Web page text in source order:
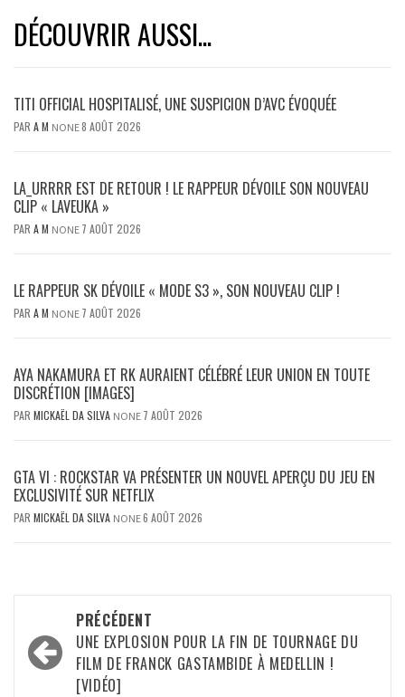
DÉCOUVRIR AUSSI...
TITI OFFICIAL HOSPITALISÉ, UNE SUSPICION D’AVC ÉVOQUÉE
PAR A M NONE8 AOÛT 2026
LA_URRRR EST DE RETOUR ! LE RAPPEUR DÉVOILE SON NOUVEAU
CLIP « LAVEUKA »
PAR A M NONE 7 AOÛT 2026
LE RAPPEUR SK DÉVOILE « MODE S3 », SON NOUVEAU CLIP !
PAR A M NONE 7 AOÛT 2026
AYA NAKAMURA ET RK AURAIENT CÉLÉBRÉ LEUR UNION EN TOUTE
DISCRÉTION [IMAGES]
PAR MICKAËL DA SILVA NONE 7 AOÛT 2026
GTA VI : ROCKSTAR VA PRÉSENTER UN NOUVEL APERÇU DU JEU EN
EXCLUSIVITÉ SUR NETFLIX
PAR MICKAËL DA SILVA NONE6 AOÛT 2026
Navigation
d’article
PRÉCÉDENT
UNE EXPLOSION POUR LA FIN DE TOURNAGE DU
FILM DE FRANCK GASTAMBIDE À MEDELLIN !
[VIDÉO]